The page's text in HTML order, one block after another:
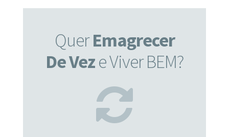
QuerEmagrecer
De Veze Viver BEM?